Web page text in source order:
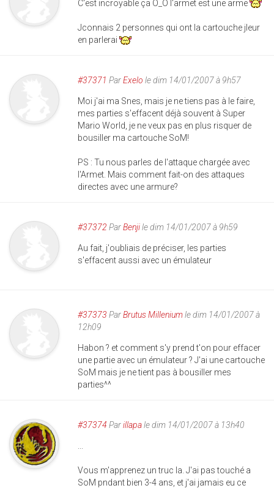
C'est incroyable ça O_O l'armet est une arme
Jconnais 2 personnes qui ont la cartouche jleur
en parlerai
#37371 ParExelo le dim 14/01/2007 à 9h57
Moi j'ai ma Snes, mais je ne tiens pas à le faire,
mes parties s'effacent déjà souvent à Super
Mario World, je ne veux pas en plus risquer de
bousiller ma cartouche SoM!
PS : Tu nous parles de l'attaque chargée avec
l'Armet. Mais comment fait-on des attaques
directes avec une armure?
#37372 ParBenjile dim 14/01/2007 à 9h59
Au fait, j'oubliais de préciser, les parties
s'effacent aussi avec un émulateur
#37373 ParBrutus Milleniumle dim 14/01/2007 à
12h09
Habon ? et comment s'y prend t'on pour effacer
une partie avec un émulateur ? J'ai une cartouche
SoM mais je ne tient pas à bousiller mes
parties^^
#37374 Parillapale dim 14/01/2007 à 13h40
Vous m'apprenez un truc la. J'ai pas touché a
SoM pndant bien 3-4 ans, et j'ai jamais eu ce